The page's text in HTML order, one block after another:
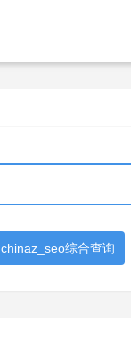
chinaz_seo综合查询